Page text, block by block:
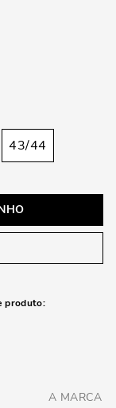
43/44
produto:
A MARCA